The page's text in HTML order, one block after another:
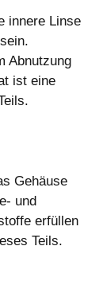
innere Linse
Abnutzung
ist eine
Gehäuse
und
erfüllen
Teils.